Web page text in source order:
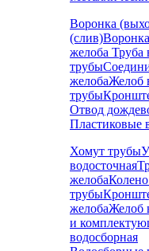
Воронка
(слив)
желоба Труба
трубы
желобаЖелоб
трубы
Отвод
Пластиковые
Хомут трубы
водосточная
желоба
трубы
желобаЖелоб
и
водосборная